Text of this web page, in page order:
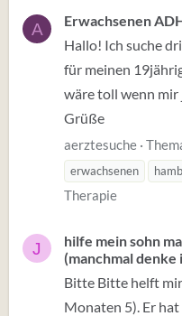
A
Erwachsenen
Hallo! Ich suche
für meinen
wäre toll wenn
Grüße
aerztesuche
erwachsenen
Therapie
J
hilfe mein sohn
(manchmal
Bitte Bitte helft
Monaten 5). Er